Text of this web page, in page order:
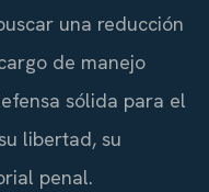
una reducción
de manejo
sólida para el
libertad, su
penal.